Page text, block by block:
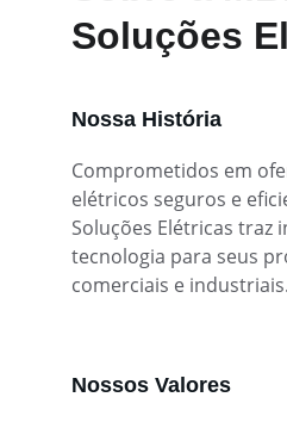
Soluções
Comprometidos em
elétricos seguros e
Soluções Elétricas traz
tecnologia para seus
comerciais e industriais.
Nossa História
Nossos Valores